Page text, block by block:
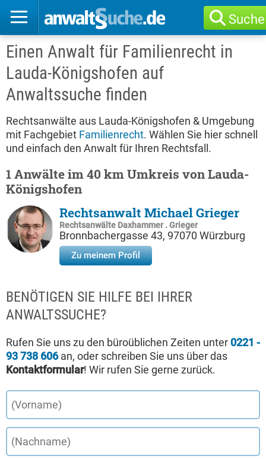
Suche
Einen Anwalt für Familienrecht in
Lauda-Königshofen auf
Anwaltssuche finden
Rechtsanwälte aus Lauda-Königshofen & Umgebung
mit Fachgebiet Familienrecht. Wählen Sie hier schnell
und einfach den Anwalt für Ihren Rechtsfall.
1 Anwälte im 40 km Umkreis von Lauda-
Königshofen
Rechtsanwalt Michael Grieger
Rechtsanwälte Daxhammer . Grieger
Bronnbachergasse 43, 97070 Würzburg
Zu meinem Profil
BENÖTIGEN SIE HILFE BEI IHRER
ANWALTSSUCHE?
Rufen Sie uns zu den büroüblichen Zeiten unter 0221 -
93 738 606an, oder schreiben Sie uns über das
Kontaktformular! Wir rufen Sie gerne zurück.